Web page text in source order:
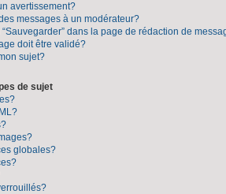
avertissement?
messages à un modérateur?
dans la page de rédaction de
doit être validé?
sujet?
de sujet
globales?